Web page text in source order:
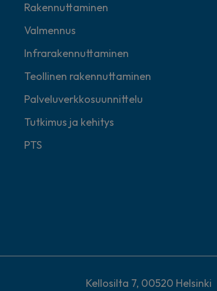
Rakennuttaminen
Valmennus
Infrarakennuttaminen
Teollinen rakennuttaminen
Palveluverkkosuunnittelu
Tutkimus ja kehitys
PTS
Kellosilta 7, 00520 Helsinki